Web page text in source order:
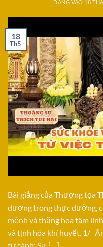
ĐĂNG VÀO 18
18
Th5
Bài giảng của Thượng tọa
dương trong thực dưỡng,
mệnh và thăng hoa tâm
và tịnh hóa khí huyết. 1/